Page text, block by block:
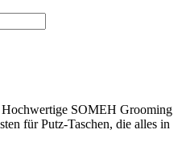
Hochwertige SOMEH Grooming
für Putz-Taschen, die alles in